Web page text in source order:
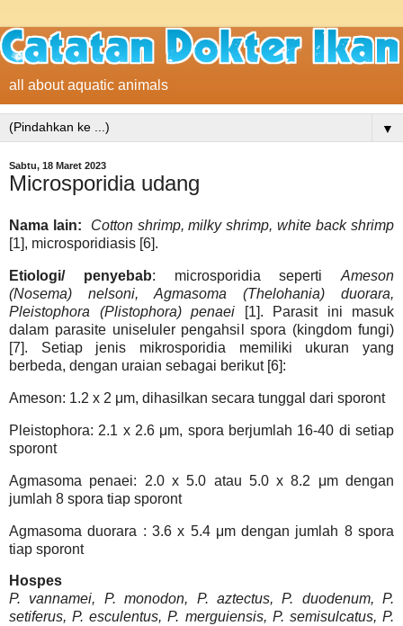
all about aquatic animals
▼
Sabtu, 18 Maret 2023
Microsporidia udang
Nama lain: Cotton shrimp, milky shrimp, white back shrimp
[1], microsporidiasis [6].
Etiologi/ penyebab: microsporidia seperti Ameson
(Nosema) nelsoni, Agmasoma (Thelohania) duorara,
Pleistophora (Plistophora) penaei [1]. Parasit ini masuk
dalam parasite uniseluler pengahsil spora (kingdom fungi)
[7]. Setiap jenis mikrosporidia memiliki ukuran yang
berbeda, dengan uraian sebagai berikut [6]:
Ameson: 1.2 x 2 μm, dihasilkan secara tunggal dari sporont
Pleistophora: 2.1 x 2.6 μm, spora berjumlah 16-40 di setiap
sporont
Agmasoma penaei: 2.0 x 5.0 atau 5.0 x 8.2 μm dengan
jumlah 8 spora tiap sporont
Agmasoma duorara : 3.6 x 5.4 μm dengan jumlah 8 spora
tiap sporont
Hospes
P. vannamei, P. monodon, P. aztectus, P. duodenum, P.
setiferus, P. esculentus, P. merguiensis, P. semisulcatus, P.